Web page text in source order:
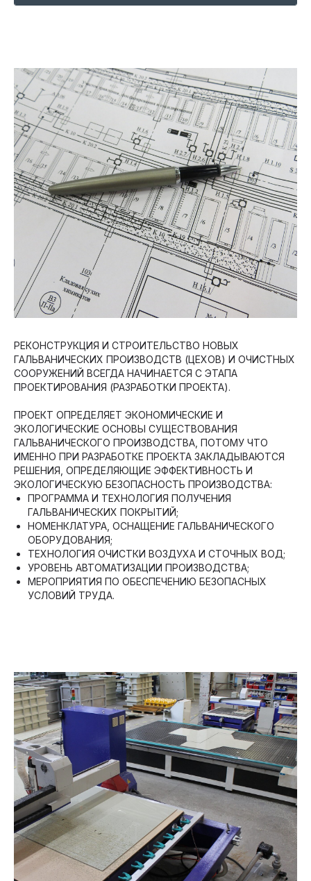
РЕКОНСТРУКЦИЯ И СТРОИТЕЛЬСТВО НОВЫХ
ГАЛЬВАНИЧЕСКИХ ПРОИЗВОДСТВ (ЦЕХОВ) И ОЧИСТНЫХ
СООРУЖЕНИЙ ВСЕГДА НАЧИНАЕТСЯ С ЭТАПА
ПРОЕКТИРОВАНИЯ (РАЗРАБОТКИ ПРОЕКТА).
ПРОЕКТ ОПРЕДЕЛЯЕТ ЭКОНОМИЧЕСКИЕ И
ЭКОЛОГИЧЕСКИЕ ОСНОВЫ СУЩЕСТВОВАНИЯ
ГАЛЬВАНИЧЕСКОГО ПРОИЗВОДСТВА, ПОТОМУ ЧТО
ИМЕННО ПРИ РАЗРАБОТКЕ ПРОЕКТА ЗАКЛАДЫВАЮТСЯ
РЕШЕНИЯ, ОПРЕДЕЛЯЮЩИЕ ЭФФЕКТИВНОСТЬ И
ЭКОЛОГИЧЕСКУЮ БЕЗОПАСНОСТЬ ПРОИЗВОДСТВА:
ПРОГРАММА И ТЕХНОЛОГИЯ ПОЛУЧЕНИЯ
ГАЛЬВАНИЧЕСКИХ ПОКРЫТИЙ;
НОМЕНКЛАТУРА, ОСНАЩЕНИЕ ГАЛЬВАНИЧЕСКОГО
ОБОРУДОВАНИЯ;
ТЕХНОЛОГИЯ ОЧИСТКИ ВОЗДУХА И СТОЧНЫХ ВОД;
УРОВЕНЬ АВТОМАТИЗАЦИИ ПРОИЗВОДСТВА;
МЕРОПРИЯТИЯ ПО ОБЕСПЕЧЕНИЮ БЕЗОПАСНЫХ
УСЛОВИЙ ТРУДА.